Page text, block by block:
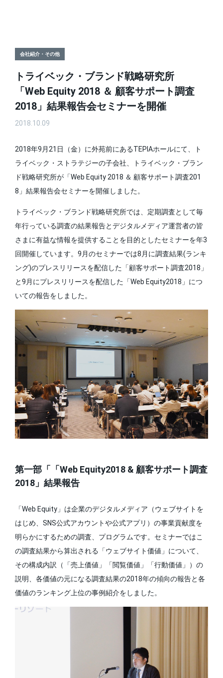
トライベック・ブランド戦略研究所
「Web Equity 2018 ＆ 顧客サポート調査
2018」結果報告会セミナーを開催
会社紹介・その他
2018.10.09
2018年9月21日（金）に外苑前にあるTEPIAホールにて、ト
ライベック・ストラテジーの子会社、トライベック・ブラン
ド戦略研究所が「Web Equity 2018 ＆ 顧客サポート調査201
8」結果報告会セミナーを開催しました。
トライベック・ブランド戦略研究所では、定期調査として毎
年行っている調査の結果報告とデジタルメディア運営者の皆
さまに有益な情報を提供することを目的としたセミナーを年3
回開催しています。9月のセミナーでは8月に調査結果(ランキ
ング)のプレスリリースを配信した「顧客サポート調査2018」
と9月にプレスリリースを配信した「Web Equity2018」につ
いての報告をしました。
第一部「「Web Equity2018 & 顧客サポート調査
2018」結果報告
「Web Equity」は企業のデジタルメディア（ウェブサイトを
はじめ、SNS公式アカウントや公式アプリ）の事業貢献度を
明らかにするための調査、プログラムです。セミナーではこ
の調査結果から算出される「ウェブサイト価値」について、
その構成内訳（「売上価値」「閲覧価値」「行動価値」）の
説明、各価値の元になる調査結果の2018年の傾向の報告と各
価値のランキング上位の事例紹介をしました。